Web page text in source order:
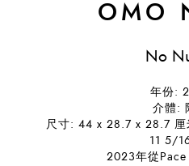
OMO
No
年份:
介體:
尺寸: 44 x 28.7 x 28.7
11 5/
2023年從